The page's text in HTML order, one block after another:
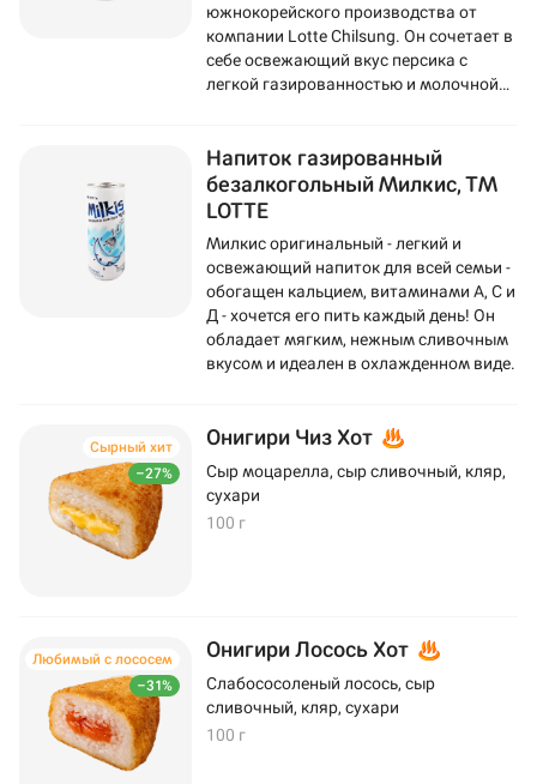
южнокорейского производства от
компании Lotte Chilsung. Он сочетает в
себе освежающий вкус персика с
легкой газированностью и молочной
Напиток газированный
безалкогольный Милкис, ТМ
LOTTE
Милкис оригинальный - легкий и
освежающий напиток для всей семьи -
обогащен кальцием, витаминами А, С и
Д - хочется его пить каждый день! Он
обладает мягким, нежным сливочным
вкусом и идеален в охлажденном виде.
–27%
Сырный хит Онигири Чиз Хот
Сыр моцарелла, сыр сливочный, кляр,
сухари
100 г
–31%
Любимый с лососем Онигири Лосось Хот
Слабососоленый лосось, сыр
сливочный, кляр, сухари
100 г